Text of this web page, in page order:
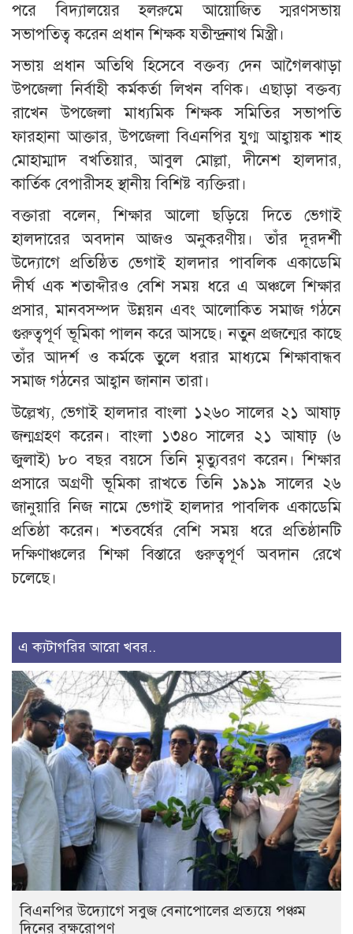
পরে বিদ্যালয়ের হলরুমে আয়োজিত স্মরণসভায়
সভাপতিত্ব করেন প্রধান শিক্ষক যতীন্দ্রনাথ মিস্ত্রী।
সভায় প্রধান অতিথি হিসেবে বক্তব্য দেন আগৈলঝাড়া
উপজেলা নির্বাহী কর্মকর্তা লিখন বণিক। এছাড়া বক্তব্য
রাখেন উপজেলা মাধ্যমিক শিক্ষক সমিতির সভাপতি
ফারহানা আক্তার, উপজেলা বিএনপির যুগ্ম আহ্বায়ক শাহ
মোহাম্মাদ বখতিয়ার, আবুল মোল্লা, দীনেশ হালদার,
কার্তিক বেপারীসহ স্থানীয় বিশিষ্ট ব্যক্তিরা।
বক্তারা বলেন, শিক্ষার আলো ছড়িয়ে দিতে ভেগাই
হালদারের অবদান আজও অনুকরণীয়। তাঁর দূরদর্শী
উদ্যোগে প্রতিষ্ঠিত ভেগাই হালদার পাবলিক একাডেমি
দীর্ঘ এক শতাব্দীরও বেশি সময় ধরে এ অঞ্চলে শিক্ষার
প্রসার, মানবসম্পদ উন্নয়ন এবং আলোকিত সমাজ গঠনে
গুরুত্বপূর্ণ ভূমিকা পালন করে আসছে। নতুন প্রজন্মের কাছে
তাঁর আদর্শ ও কর্মকে তুলে ধরার মাধ্যমে শিক্ষাবান্ধব
সমাজ গঠনের আহ্বান জানান তারা।
উল্লেখ্য, ভেগাই হালদার বাংলা ১২৬০ সালের ২১ আষাঢ়
জন্মগ্রহণ করেন। বাংলা ১৩৪০ সালের ২১ আষাঢ় (৬
জুলাই) ৮০ বছর বয়সে তিনি মৃত্যুবরণ করেন। শিক্ষার
প্রসারে অগ্রণী ভূমিকা রাখতে তিনি ১৯১৯ সালের ২৬
জানুয়ারি নিজ নামে ভেগাই হালদার পাবলিক একাডেমি
প্রতিষ্ঠা করেন। শতবর্ষের বেশি সময় ধরে প্রতিষ্ঠানটি
দক্ষিণাঞ্চলের শিক্ষা বিস্তারে গুরুত্বপূর্ণ অবদান রেখে
চলেছে।
এ ক্যটাগরির আরো খবর..
বিএনপির উদ্যোগে সবুজ বেনাপোলের প্রত্যয়ে পঞ্চম
দিনের বৃক্ষরোপণ